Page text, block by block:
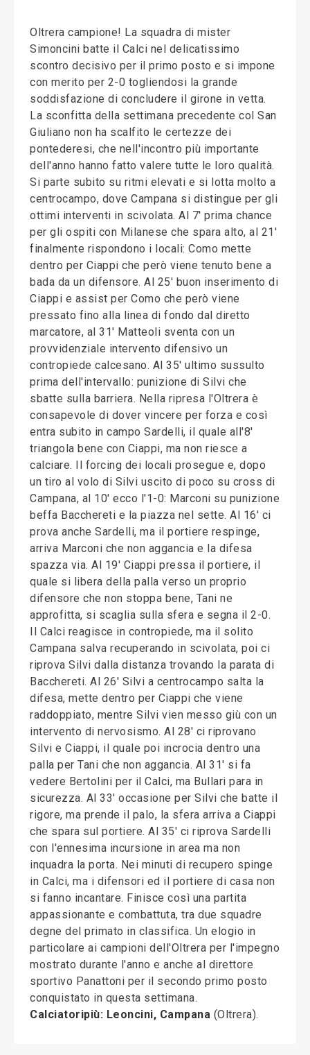
Oltrera campione! La squadra di mister
Simoncini batte il Calci nel delicatissimo
scontro decisivo per il primo posto e si impone
con merito per 2-0 togliendosi la grande
soddisfazione di concludere il girone in vetta.
La sconfitta della settimana precedente col San
Giuliano non ha scalfito le certezze dei
pontederesi, che nell'incontro più importante
dell'anno hanno fatto valere tutte le loro qualità.
Si parte subito su ritmi elevati e si lotta molto a
centrocampo, dove Campana si distingue per gli
ottimi interventi in scivolata. Al 7' prima chance
per gli ospiti con Milanese che spara alto, al 21'
finalmente rispondono i locali: Como mette
dentro per Ciappi che però viene tenuto bene a
bada da un difensore. Al 25' buon inserimento di
Ciappi e assist per Como che però viene
pressato fino alla linea di fondo dal diretto
marcatore, al 31' Matteoli sventa con un
provvidenziale intervento difensivo un
contropiede calcesano. Al 35' ultimo sussulto
prima dell'intervallo: punizione di Silvi che
sbatte sulla barriera. Nella ripresa l'Oltrera è
consapevole di dover vincere per forza e così
entra subito in campo Sardelli, il quale all'8'
triangola bene con Ciappi, ma non riesce a
calciare. Il forcing dei locali prosegue e, dopo
un tiro al volo di Silvi uscito di poco su cross di
Campana, al 10' ecco l'1-0: Marconi su punizione
beffa Bacchereti e la piazza nel sette. Al 16' ci
prova anche Sardelli, ma il portiere respinge,
arriva Marconi che non aggancia e la difesa
spazza via. Al 19' Ciappi pressa il portiere, il
quale si libera della palla verso un proprio
difensore che non stoppa bene, Tani ne
approfitta, si scaglia sulla sfera e segna il 2-0.
Il Calci reagisce in contropiede, ma il solito
Campana salva recuperando in scivolata, poi ci
riprova Silvi dalla distanza trovando la parata di
Bacchereti. Al 26' Silvi a centrocampo salta la
difesa, mette dentro per Ciappi che viene
raddoppiato, mentre Silvi vien messo giù con un
intervento di nervosismo. Al 28' ci riprovano
Silvi e Ciappi, il quale poi incrocia dentro una
palla per Tani che non aggancia. Al 31' si fa
vedere Bertolini per il Calci, ma Bullari para in
sicurezza. Al 33' occasione per Silvi che batte il
rigore, ma prende il palo, la sfera arriva a Ciappi
che spara sul portiere. Al 35' ci riprova Sardelli
con l'ennesima incursione in area ma non
inquadra la porta. Nei minuti di recupero spinge
in Calci, ma i difensori ed il portiere di casa non
si fanno incantare. Finisce così una partita
appassionante e combattuta, tra due squadre
degne del primato in classifica. Un elogio in
particolare ai campioni dell'Oltrera per l'impegno
mostrato durante l'anno e anche al direttore
sportivo Panattoni per il secondo primo posto
conquistato in questa settimana.
Calciatoripiù: Leoncini, Campana (Oltrera).